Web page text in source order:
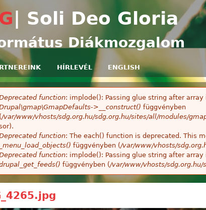
| Soli Deo Gloria
Diákmozgalom
HÍRLEVÉL ENGLISH
function: implode(): Passing glue string after
>__construct() függvényben
(/var/www/vhosts/sdg.org.hu/sdg.org.hu/sites/all/modules/
function: The each() function is deprecated. This
_menu_load_objects() függvényben (/var/www/vhosts/
function: implode(): Passing glue string after
függvényben (/var/www/vhosts/